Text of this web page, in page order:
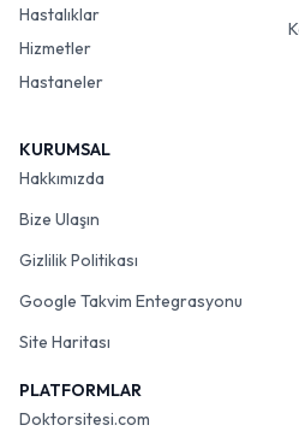
Hastalıklar
Hizmetler
Hastaneler
KURUMSAL
Hakkımızda
Bize Ulaşın
Gizlilik Politikası
Google Takvim Entegrasyonu
Site Haritası
PLATFORMLAR
Doktorsitesi.com